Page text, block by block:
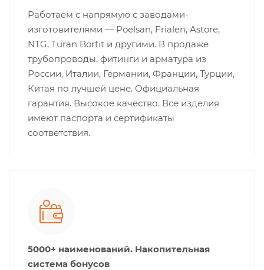
Работаем с напрямую с заводами-
изготовителями — Poelsan, Frialen, Astore,
NTG, Turan Borfit и другими. В продаже
трубопроводы, фитинги и арматура из
России, Италии, Германии, Франции, Турции,
Китая по лучшей цене. Официальная
гарантия. Высокое качество. Все изделия
имеют паспорта и сертификаты
соответствия.
5000+ наименований. Накопительная
система бонусов